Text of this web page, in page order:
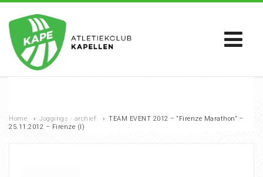
Home › Joggings - archief › TEAM EVENT 2012 – “Firenze Marathon” –
25.11.2012 – Firenze (I)